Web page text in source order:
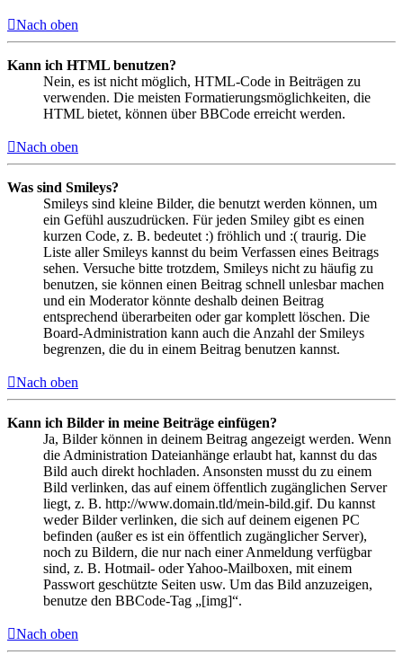
Nach oben
Kann ich HTML benutzen?
Nein, es ist nicht möglich, HTML-Code in Beiträgen zu
verwenden. Die meisten Formatierungsmöglichkeiten, die
HTML bietet, können über BBCode erreicht werden.
Nach oben
Was sind Smileys?
Smileys sind kleine Bilder, die benutzt werden können, um
ein Gefühl auszudrücken. Für jeden Smiley gibt es einen
kurzen Code, z. B. bedeutet :) fröhlich und :( traurig. Die
Liste aller Smileys kannst du beim Verfassen eines Beitrags
sehen. Versuche bitte trotzdem, Smileys nicht zu häufig zu
benutzen, sie können einen Beitrag schnell unlesbar machen
und ein Moderator könnte deshalb deinen Beitrag
entsprechend überarbeiten oder gar komplett löschen. Die
Board-Administration kann auch die Anzahl der Smileys
begrenzen, die du in einem Beitrag benutzen kannst.
Nach oben
Kann ich Bilder in meine Beiträge einfügen?
Ja, Bilder können in deinem Beitrag angezeigt werden. Wenn
die Administration Dateianhänge erlaubt hat, kannst du das
Bild auch direkt hochladen. Ansonsten musst du zu einem
Bild verlinken, das auf einem öffentlich zugänglichen Server
liegt, z. B. http://www.domain.tld/mein-bild.gif. Du kannst
weder Bilder verlinken, die sich auf deinem eigenen PC
befinden (außer es ist ein öffentlich zugänglicher Server),
noch zu Bildern, die nur nach einer Anmeldung verfügbar
sind, z. B. Hotmail- oder Yahoo-Mailboxen, mit einem
Passwort geschützte Seiten usw. Um das Bild anzuzeigen,
benutze den BBCode-Tag „[img]“.
Nach oben